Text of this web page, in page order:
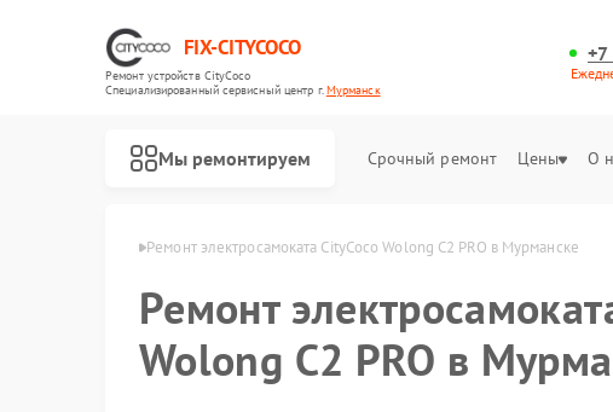
FIX-CITYCOCO
Ремонт устройств CityCoco
Специализированный cервисный центр г.Мурманск
Мы ремонтируем Срочный ремонт Цены О
в Мурманске Ремонт электросамоката CityCoco Wolong C2 PRO в Мурманске
Ремонт
Wolong C2 PRO в